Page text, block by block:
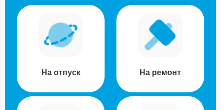
На отпуск На ремонт